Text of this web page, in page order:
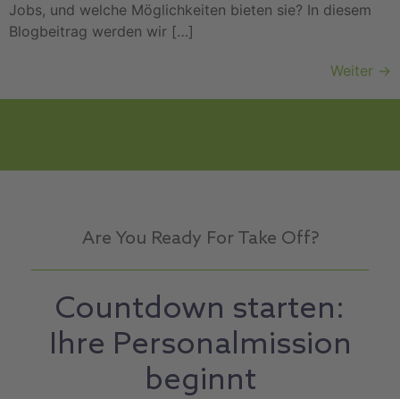
Jobs, und welche Möglichkeiten bieten sie? In diesem
Blogbeitrag werden wir […]
Weiter →
Are You Ready For Take Off?
Countdown starten:
Ihre Personalmission
beginnt